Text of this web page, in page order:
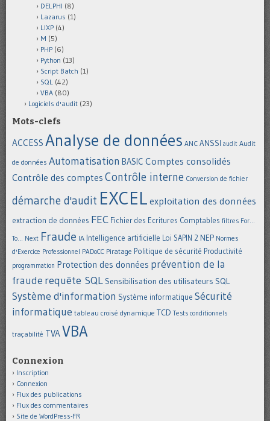
DELPHI (8)
Lazarus (1)
LIXP (4)
M (5)
PHP (6)
Python (13)
Script Batch (1)
SQL (42)
VBA (80)
Logiciels d'audit (23)
Mots-clefs
ACCESS Analyse de données ANC ANSSI audit Audit
de données Automatisation BASIC Comptes consolidés
Contrôle des comptes Contrôle interne Conversion de fichier
démarche d'audit EXCEL exploitation des données
extraction de données FEC Fichier des Ecritures Comptables filtres For...
To... Next Fraude IA Intelligence artificielle Loi SAPIN 2 NEP Normes
d'Exercice Professionnel PADoCC Piratage Politique de sécurité Productivité
programmation Protection des données prévention de la
fraude requête SQL Sensibilisation des utilisateurs SQL
Système d'information Système informatique Sécurité
informatique tableau croisé dynamique TCD Tests conditionnels
traçabilité TVAVBA
Connexion
Inscription
Connexion
Flux des publications
Flux des commentaires
Site de WordPress-FR